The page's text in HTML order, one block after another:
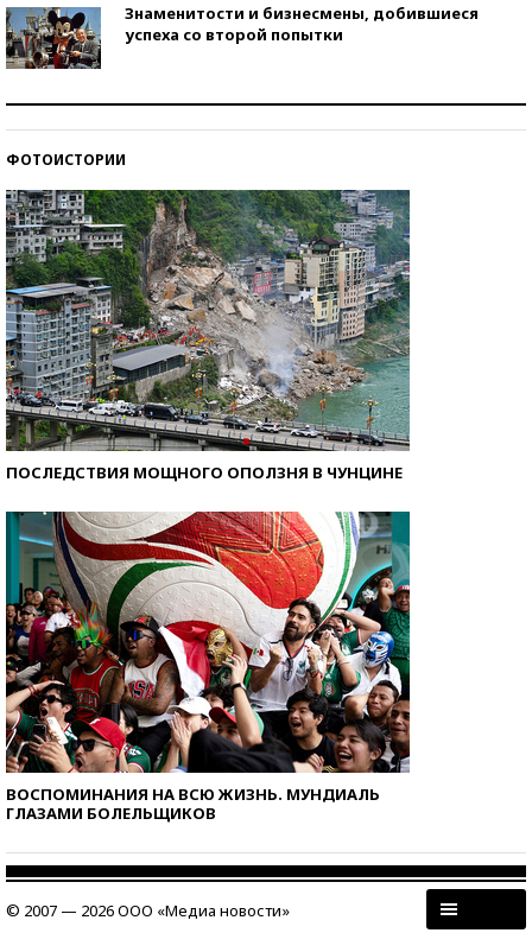
Знаменитости и бизнесмены, добившиеся
успеха со второй попытки
ФОТОИСТОРИИ
ПОСЛЕДСТВИЯ МОЩНОГО ОПОЛЗНЯ В ЧУНЦИНЕ
ВОСПОМИНАНИЯ НА ВСЮ ЖИЗНЬ. МУНДИАЛЬ
ГЛАЗАМИ БОЛЕЛЬЩИКОВ
© 2007 — 2026 ООО «Медиа новости»